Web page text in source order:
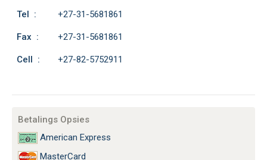
Tel : +27-31-5681861
Fax : +27-31-5681861
Cell : +27-82-5752911
Betalings Opsies
American Express
MasterCard